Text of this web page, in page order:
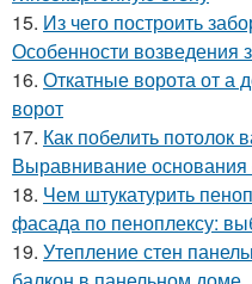
15. Из чего построить
Особенности возведения
16. Откатные ворота от а
ворот
17. Как побелить потолок
Выравнивание
18. Чем штукатурить
фасада по пеноплексу:
19. Утепление стен